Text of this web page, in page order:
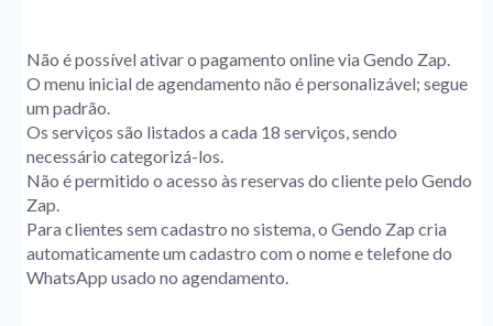
Não é possível ativar o pagamento online via Gendo Zap.
O menu inicial de agendamento não é personalizável; segue
um padrão.
Os serviços são listados a cada 18 serviços, sendo
necessário categorizá-los.
Não é permitido o acesso às reservas do cliente pelo Gendo
Zap.
Para clientes sem cadastro no sistema, o Gendo Zap cria
automaticamente um cadastro com o nome e telefone do
WhatsApp usado no agendamento.